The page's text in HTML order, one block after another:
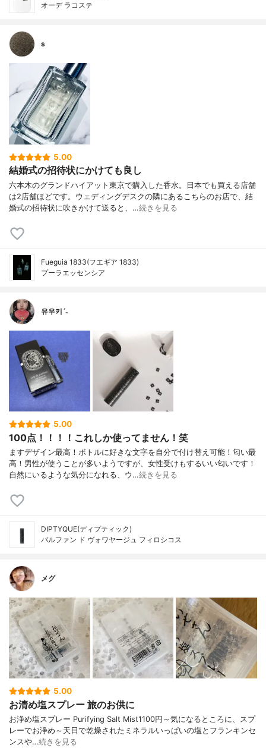
オーデ ラコステ
s
5.00
結婚式の招待状にかけても良し
六本木のグランドハイアット東京で購入した香水。日本でも買える店舗
は2店舗ほどです。ウェディングデスクの隣にあるこちらのお店で、結
婚式の招待状に吹きかけて送ると、…続きを見る
Fueguia 1833(フエギア 1833)
プーラエッセンシア
유우키ˊ˗
5.00
100点！！！！これしか使ってません！笑
ますデザイン最高！ボトルに好きな文字を自分で付け替え可能！匂い最
高！男性が使うことが多いようですが、女性受けもするいい匂いです！
自然にいるような気分になれる、ウ…続きを見る
DIPTYQUE(ディプティック)
パルファン ド ヴォワヤージュ フィロシコス
メグ
5.00
お清め塩スプレー 旅のお供に
お浄め塩スプレー Purifying Salt Mist1100円～気になるところに、スプ
レーでお浄め～天日で乾燥されたミネラルいっぱいの塩とフランキンセ
ンスや…続きを見る